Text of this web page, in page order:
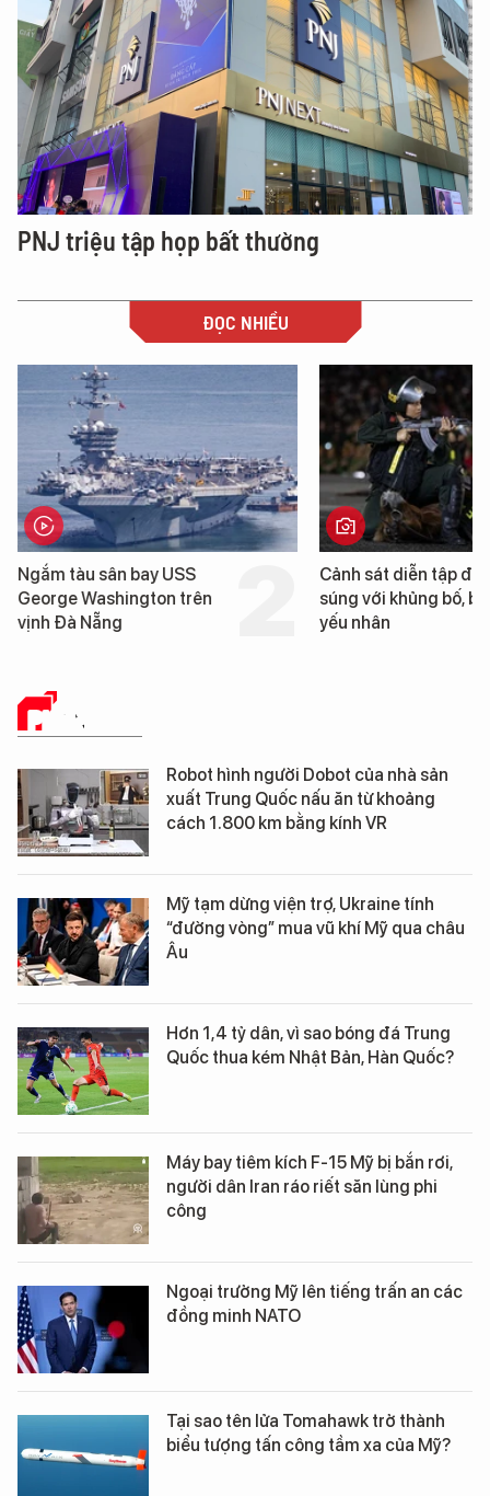
PNJ triệu tập họp bất thường
ĐỌC NHIỀU
tàu sân bay USS
Washington trên
Nẵng
Cảnh sát diễn tập đấu
súng với khủng bố, bảo vệ
yếu nhân
PHÂN TÍCH
Robot hình người Dobot của nhà sản
xuất Trung Quốc nấu ăn từ khoảng
cách 1.800 km bằng kính VR
Mỹ tạm dừng viện trợ, Ukraine tính
“đường vòng” mua vũ khí Mỹ qua châu
Âu
Hơn 1,4 tỷ dân, vì sao bóng đá Trung
Quốc thua kém Nhật Bản, Hàn Quốc?
Máy bay tiêm kích F-15 Mỹ bị bắn rơi,
người dân Iran ráo riết săn lùng phi
công
Ngoại trưởng Mỹ lên tiếng trấn an các
đồng minh NATO
Tại sao tên lửa Tomahawk trở thành
biểu tượng tấn công tầm xa của Mỹ?